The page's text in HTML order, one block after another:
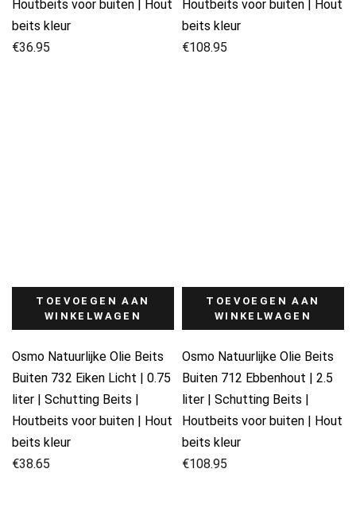
Houtbeits voor buiten | Hout
beits kleur
€36.95
Houtbeits voor buiten | Hout
beits kleur
€108.95
TOEVOEGEN AAN
WINKELWAGEN
Osmo Natuurlijke Olie Beits
Buiten 732 Eiken Licht | 0.75
liter | Schutting Beits |
Houtbeits voor buiten | Hout
beits kleur
€38.65
TOEVOEGEN AAN
WINKELWAGEN
Osmo Natuurlijke Olie Beits
Buiten 712 Ebbenhout | 2.5
liter | Schutting Beits |
Houtbeits voor buiten | Hout
beits kleur
€108.95